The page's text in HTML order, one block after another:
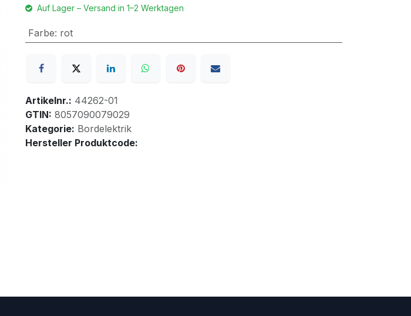
Auf Lager – Versand in 1–2 Werktagen
Farbe: rot
Artikelnr.: 44262-01
GTIN: 8057090079029
Kategorie: Bordelektrik
Hersteller Produktcode: